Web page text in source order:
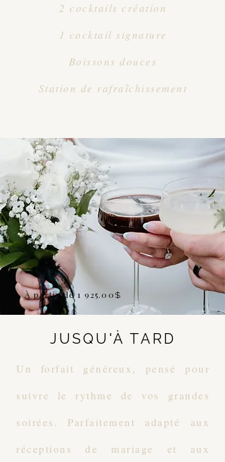
2 cocktails création
1 cocktail signature
Boissons douces
Station de rafraîchissement
À partir de 1 925.00 $
JUSQU'À TARD
Un forfait généreux, pensé pour
suivre le rythme de vos grandes
soirées. Parfaitement adapté aux
réceptions de mariage et aux